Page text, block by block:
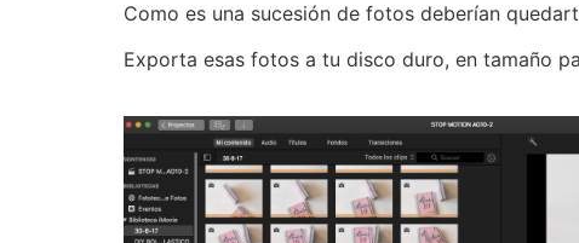
Como es una sucesión de fotos deberían
Exporta esas fotos a tu disco duro, en tamaño